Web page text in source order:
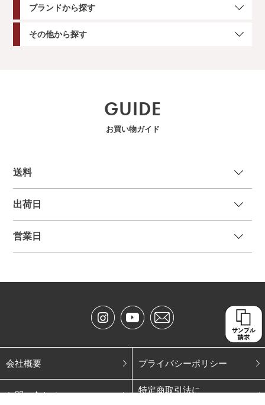
ブランドから探す
その他から探す
GUIDE
お買い物ガイド
送料
出荷日
営業日
会社概要
特定商取引法に
プライバシーポリシー
お問い合わせ